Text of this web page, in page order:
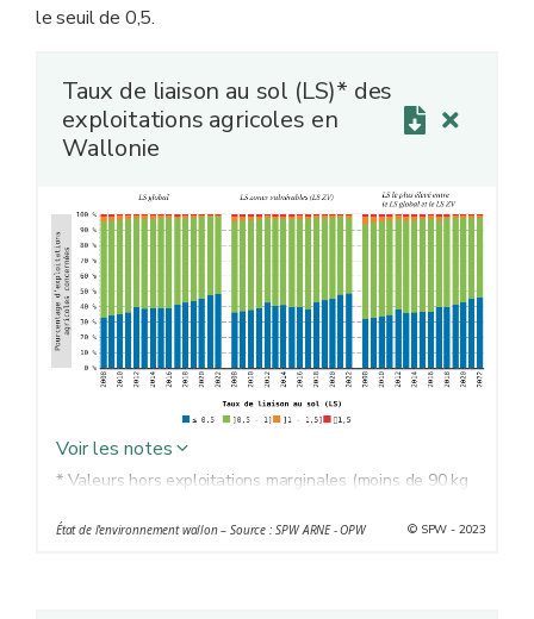
le seuil de 0,5.
Taux de liaison au sol (LS)* des
exploitations agricoles en
Wallonie
Voir les notes
* Valeurs hors exploitations marginales (moins de 90 kg
exploitations hors sol (LS infini).
État de l'environnement wallon – Source : SPW ARNE - OPW © SPW - 2023